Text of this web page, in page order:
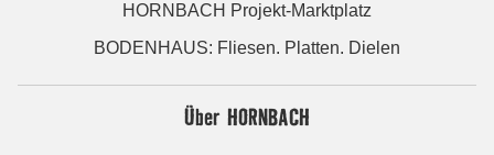
HORNBACH Projekt-Marktplatz
BODENHAUS: Fliesen. Platten. Dielen
Über HORNBACH